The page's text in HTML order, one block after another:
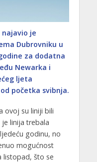
najavio je
Dubrovniku u
za dodatna
Newarka i
ljeta
početka svibnja.
ovoj su liniji bili
linija trebala
godinu, no
mogućnost
listopad, što se